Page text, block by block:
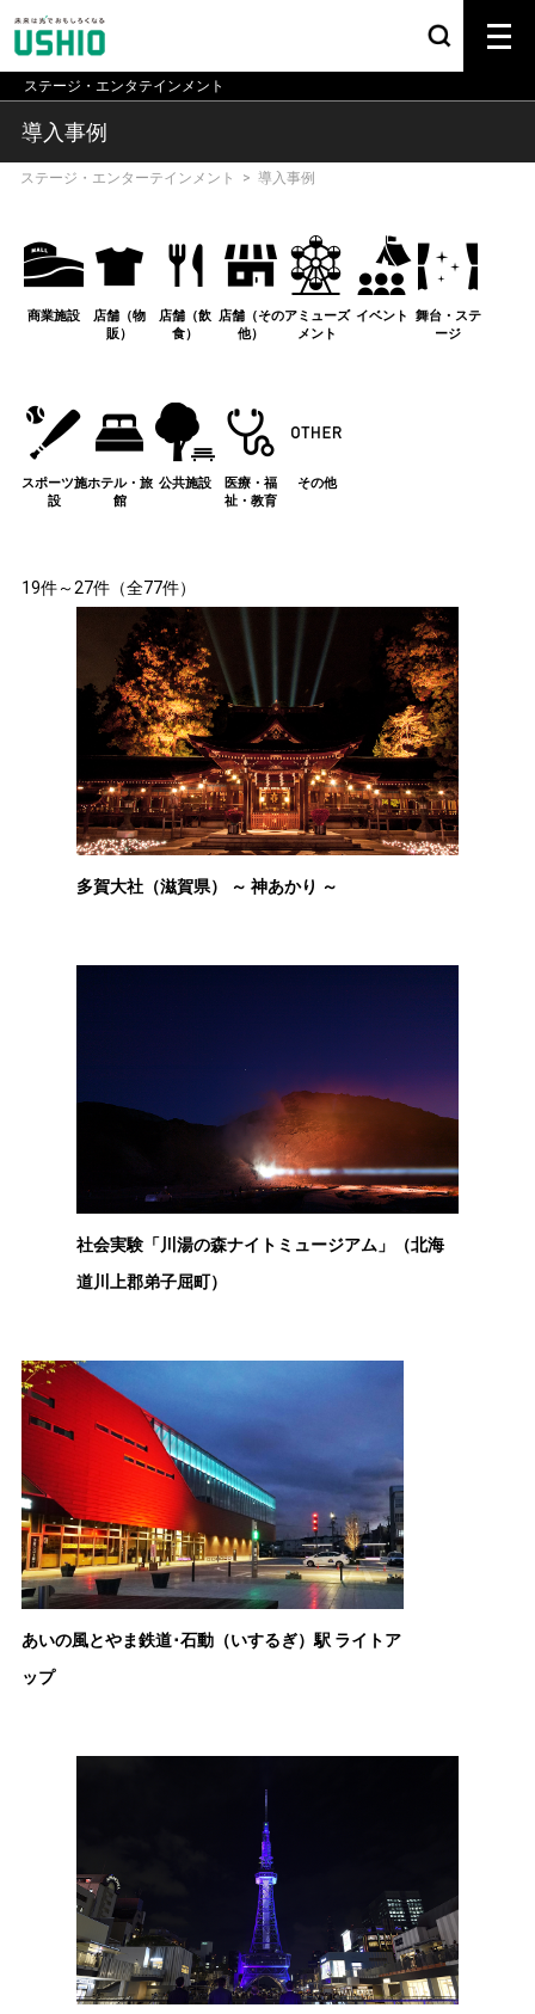
ステージ・エンタテインメント
導入事例
ステージ・エンターテインメント > 導入事例
商業施設
店舗（物
販）
店舗（飲
食）
店舗（その
他）
アミューズ
メント
イベント
舞台・ステ
ージ
スポーツ施
設
ホテル・旅
館
公共施設
医療・福
祉・教育
その他
19件～27件（全77件）
多賀大社（滋賀県） ～ 神あかり ～
社会実験「川湯の森ナイトミュージアム」（北海
道川上郡弟子屈町）
あいの風とやま鉄道･石動（いするぎ）駅 ライトア
ップ